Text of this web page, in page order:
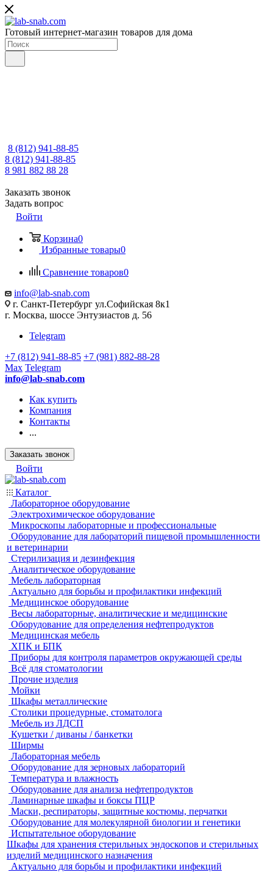
Готовый интернет-магазин товаров для дома
8 (812) 941-88-85
8 (812) 941-88-85
8 981 882 88 28
Заказать звонок
Задать вопрос
Войти
Корзина0
Избранные товары0
Сравнение товаров0
info@lab-snab.com
г. Санкт-Петербург ул.Софийская 8к1
г. Москва, шоссе Энтузиастов д. 56
Telegram
+7 (812) 941-88-85 +7 (981) 882-88-28
Max Telegram
info@lab-snab.com
Как купить
Компания
Контакты
...
Заказать звонок
Войти
Каталог
Лабораторное оборудование
Электрохимическое оборудование
Микроскопы лабораторные и профессиональные
Оборудование для лабораторий пищевой промышленности
и ветеринарии
Стерилизация и дезинфекция
Аналитическое оборудование
Мебель лабораторная
Актуально для борьбы и профилактики инфекций
Медицинское оборудование
Весы лабораторные, аналитические и медицинские
Оборудование для определения нефтепродуктов
Медицинская мебель
ХПК и БПК
Приборы для контроля параметров окружающей среды
Всё для стоматологии
Прочие изделия
Мойки
Шкафы металлические
Столики процедурные, стоматолога
Мебель из ЛДСП
Кушетки / диваны / банкетки
Ширмы
Лабораторная мебель
Оборудование для зерновых лабораторий
Температура и влажность
Оборудование для анализа нефтепродуктов
Ламинарные шкафы и боксы ПЦР
Маски, респираторы, защитные костюмы, перчатки
Оборудование для молекулярной биологии и генетики
Испытательное оборудование
Шкафы для хранения стерильных эндоскопов и стерильных
изделий медицинского назначения
Актуально для борьбы и профилактики инфекций